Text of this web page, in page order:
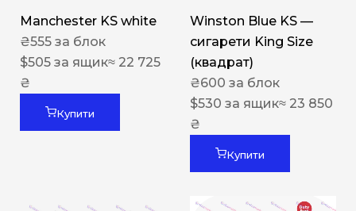
Manchester KS white
₴555 за блок
$505 за ящик≈ 22 725
₴
Купити
Winston Blue KS —
сигарети King Size
(квадрат)
₴600 за блок
$530 за ящик≈ 23 850
₴
Купити